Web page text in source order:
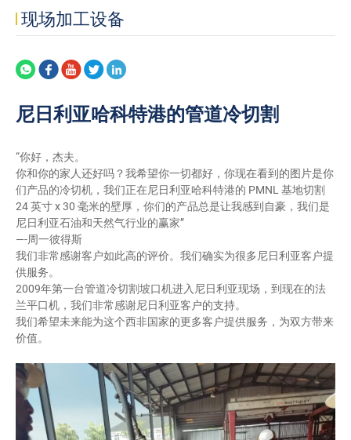
现场加工设备
尼日利亚哈科特港的管道冷切割
“你好，杰夫。
你和你的家人还好吗？我希望你一切都好，你现在看到的图片是你
们产品的冷切机，我们正在尼日利亚哈科特港的 PMNL 基地切割
24 英寸 x 30 毫米的壁厚，你们的产品总是让我感到自豪，我们是
尼日利亚石油和天然气行业的赢家”
—-周一彼得斯
我们非常感谢客户如此高的评价。我们确实为很多尼日利亚客户提
供服务。
2009年第一台管道冷切割坡口机进入尼日利亚现场，到现在的法
兰平口机，我们非常感谢尼日利亚客户的支持。
我们希望未来能为这个西非国家的更多客户提供服务，为双方带来
价值。